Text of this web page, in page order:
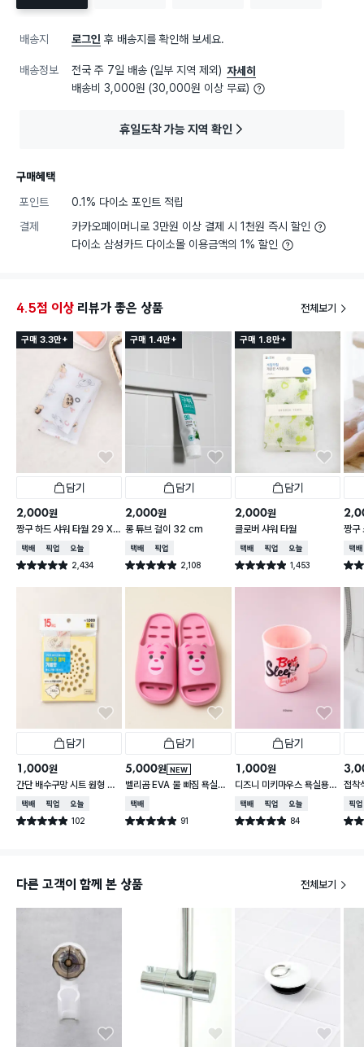
배송지 로그인 후 배송지를 확인해 보세요.
배송정보 전국 주 7일 배송 (일부 지역 제외) 자세히
배송비 3,000원 (30,000원 이상 무료)
휴일도착 가능 지역 확인
구매혜택
포인트
0.1% 다이소 포인트 적립
결제
카카오페이머니로 3만원 이상 결제 시 1천원 즉시 할인
다이소 삼성카드 다이소몰 이용금액의 1% 할인
4.5점 이상 리뷰가 좋은 상품 전체보기
구매 3.3만+
담기
2,000원
짱구 하드 샤워 타월 29 X
95 cm
택배배송매장픽업오늘배송
별점 4.9점 2,434
건 작성
구매 1.4만+
담기
2,000원
롱 튜브 걸이 32 cm
택배배송매장픽업
별점 4.9점 2,108
건 작성
구매 1.8만+
담기
2,000원
클로버 샤워 타월
택배배송매장픽업오늘배송
별점 4.9점 1,453
건 작성
짱구
X
택배
별점
담기
1,000원
간단 배수구망 시트 원형 중
형 15매입
택배배송매장픽업오늘배송
별점 4.9점 102
건 작성
담기
NEW
5,000원
벨리곰 EVA 물 빠짐 욕실화
260~280 mm
택배배송
별점 4.9점 91
건 작성
담기
1,000원
디즈니 미키마우스 욕실용
컵
택배배송매장픽업오늘배송
별점 4.9점 84
건 작성
접착
납
매장
별점
다른 고객이 함께 본 상품 전체보기